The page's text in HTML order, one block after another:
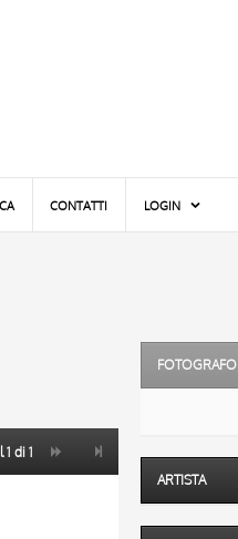
CONTATTI LOGIN
1 di 1
FOTOGRAFO
ARTISTA